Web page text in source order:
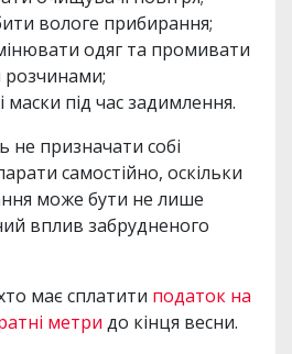
вологе прибирання;
одяг та промивати
розчинами;
маски під час задимлення.
не призначати собі
самостійно, оскільки
може бути не лише
вплив забрудненого
має сплатити податок на
метри до кінця весни.